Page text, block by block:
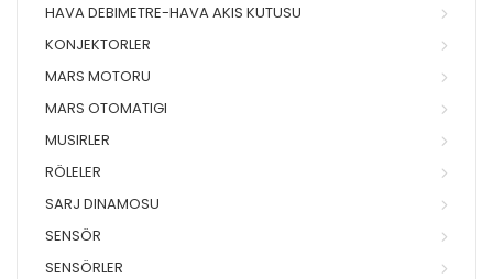
HAVA DEBIMETRE-HAVA AKIS KUTUSU
KONJEKTORLER
MARS MOTORU
MARS OTOMATIGI
MUSIRLER
RÖLELER
SARJ DINAMOSU
SENSÖR
SENSÖRLER